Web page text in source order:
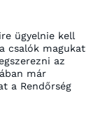
ügyelnie kell
csalók magukat
az
már
a Rendőrség